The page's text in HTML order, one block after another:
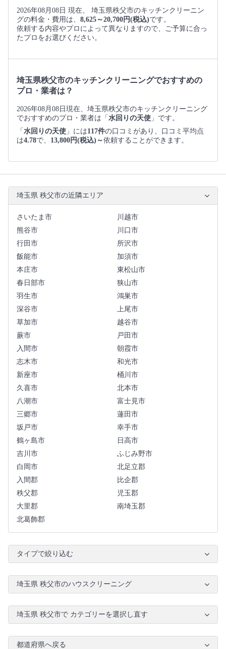
2026年08月08日 現在、 埼玉県秩父市のキッチンクリーニン
グの料金・費用は、 8,625～20,700円(税込)です。
依頼する内容やプロによって異なりますので、ご予算に合っ
たプロをお選びください。
埼玉県秩父市のキッチンクリーニングでおすすめの
プロ・業者は？
2026年08月08日現在、埼玉県秩父市のキッチンクリーニング
でおすすめのプロ・業者は「水回りの天使 」です。
「水回りの天使 」には117件の口コミがあり、口コミ平均点
は4.78で、 13,800円(税込)～依頼することができます。
埼玉県 秩父市の近隣エリア
さいたま市
川越市
熊谷市
川口市
行田市
所沢市
飯能市
加須市
本庄市
東松山市
春日部市
狭山市
羽生市
鴻巣市
深谷市
上尾市
草加市
越谷市
蕨市
戸田市
入間市
朝霞市
志木市
和光市
新座市
桶川市
久喜市
北本市
八潮市
富士見市
三郷市
蓮田市
坂戸市
幸手市
鶴ヶ島市
日高市
吉川市
ふじみ野市
白岡市
北足立郡
入間郡
比企郡
秩父郡
児玉郡
大里郡
南埼玉郡
北葛飾郡
タイプで絞り込む
埼玉県 秩父市のハウスクリーニング
埼玉県 秩父市で カテゴリーを選択し直す
都道府県へ戻る